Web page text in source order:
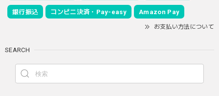
銀行振込 コンビニ決済・Pay-easy Amazon Pay
お支払い方法について
SEARCH